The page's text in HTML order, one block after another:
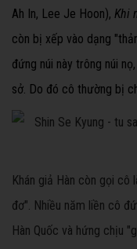
Ah In, Lee Je Hoon), Khi
còn bị xếp vào dạng
đứng núi này trông núi
sở. Do đó cô thường bị
Khán giả Hàn còn gọi cô
đơ". Nhiều năm liền cô
Hàn Quốc và hứng chịu